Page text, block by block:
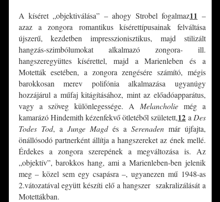
A kíséret „objektiválása” – ahogy Strobel fogalmaz11 –
azaz a zongora romantikus kísérettípusainak felváltása
újszerű, kezdetben impresszionisztikus, majd stilizált
hangzás-szimbólumokat alkalmazó zongora- ill.
hangszeregyüttes kísérettel, majd a Marienleben és a
Motetták esetében, a zongora zengésére számító, mégis
barokkosan merev polifónia alkalmazása ugyanúgy
hozzájárul a műfaj kitágításához, mint az előadóapparátus,
vagy a szöveg különlegessége. A Melancholiemég a
kamarázó Hindemith kézenfekvő ötletéből született,12 a Des
Todes Tod, a Junge Magdés a Serenadenmár újfajta,
önállósodó partnerként állítja a hangszereket az ének mellé.
Érdekes a zongora szerepének a megváltozása is. Az
„objektív”, barokkos hang, ami a Marienleben-ben jelenik
meg – közel sem egy csapásra –, ugyanezen mű 1948-as
2.vátozatával együtt készíti elő a hangszer szakralizálását a
Motettákban.